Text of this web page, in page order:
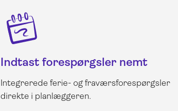
Indtast forespørgsler nemt
Integrerede ferie- og fraværsforespørgsler
direkte i planlæggeren.